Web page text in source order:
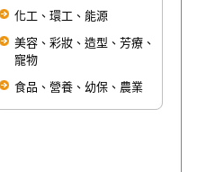
化工、環工、能源
美容、彩妝、造型、芳療、
寵物
食品、營養、幼保、農業